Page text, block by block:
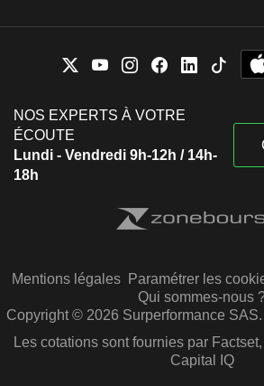
NOS EXPERTS À VOTRE
ÉCOUTE
Lundi - Vendredi 9h-12h / 14h-
18h
Mentions légales Paramétrer les
Qui sommes-nous
Copyright © 2026 Surperformance
Les cotations sont fournies par
Capital IQ